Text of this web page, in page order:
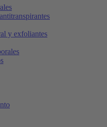
y exfoliantes